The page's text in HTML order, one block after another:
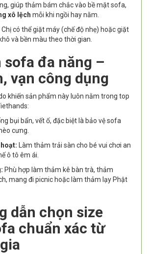
giúp thảm bám chắc vào bề mặt sofa,
xô lệch mỗi khi ngồi hay nằm.
Chị có thể giặt máy (chế độ nhẹ) hoặc giặt
và bền màu theo thời gian.
sofa đa năng –
vạn công dụng
khiến sản phẩm này luôn nằm trong top
bụi bẩn, vết ố, đặc biệt là bảo vệ sofa
cưng.
Làm thảm trải sàn cho bé vui chơi an
ô tô êm ái.
Phù hợp làm thảm kê bàn trà, thảm
mang đi picnic hoặc làm thảm lạy Phật
dẫn chọn size
chuẩn xác từ